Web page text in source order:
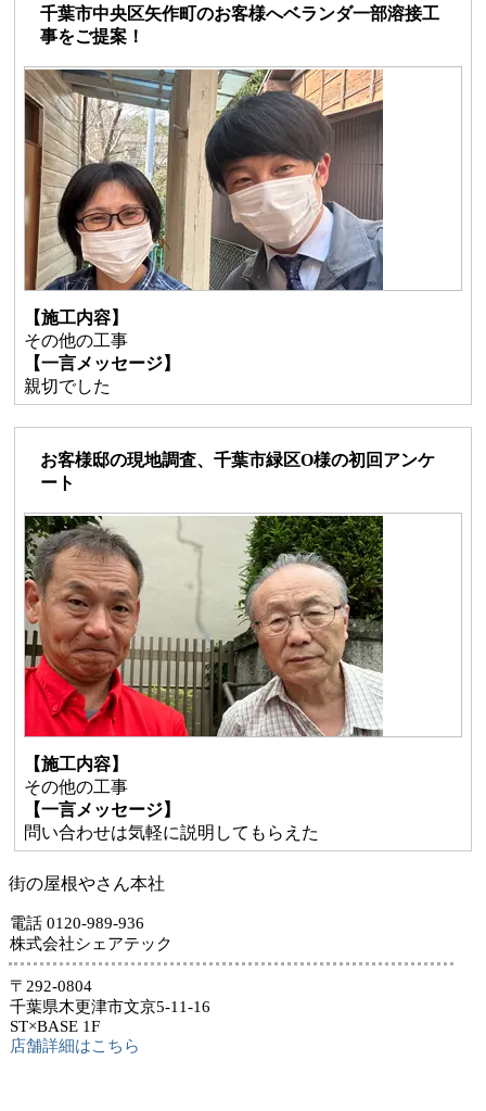
千葉市中央区矢作町のお客様へベランダ一部溶接工
事をご提案！
【施工内容】
その他の工事
【一言メッセージ】
親切でした
お客様邸の現地調査、千葉市緑区O様の初回アンケ
ート
【施工内容】
その他の工事
【一言メッセージ】
問い合わせは気軽に説明してもらえた
街の屋根やさん本社
電話 0120-989-936
株式会社シェアテック
〒292-0804
千葉県木更津市文京5-11-16
ST×BASE 1F
店舗詳細はこちら